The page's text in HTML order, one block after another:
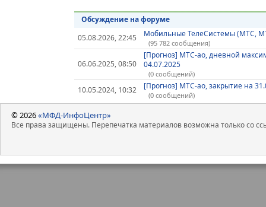
Обсуждение на форуме
05.08.2026, 22:45
Мобильные ТелеСистемы (МТС,
(95 782 сообщения)
06.06.2025, 08:50
[Прогноз] МТС-ао, дневной
04.07.2025
(0 сообщений)
10.05.2024, 10:32 [Прогноз] МТС-ао, закрытие на
(0 сообщений)
© 2026«МФД-ИнфоЦентр»
Все права защищены. Перепечатка материалов возможна только со